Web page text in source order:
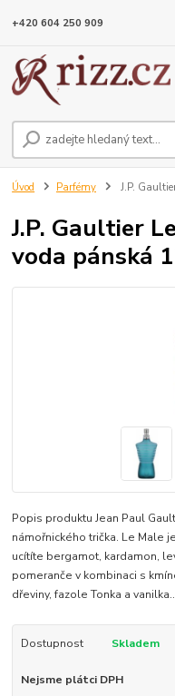
+420 604 250 909
Úvod Parfémy J.P.
J.P. Gaultier
voda pánská
Popis produktu Jean Paul
námořnického trička. Le Male
ucítíte bergamot, kardamon,
pomeranče v kombinaci s
dřeviny, fazole Tonka a
Dostupnost Skladem
Nejsme plátci DPH